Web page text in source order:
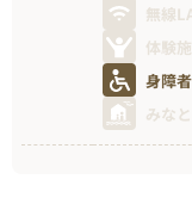
無線
体験
身障
みな